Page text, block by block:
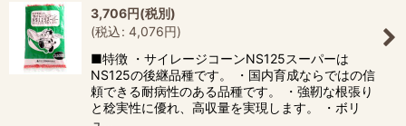
3,706円(税別)
(税込: 4,076円)
■特徴 ・サイレージコーンNS125スーパーは
NS125の後継品種です。 ・国内育成ならではの信
頼できる耐病性のある品種です。 ・強靭な根張り
と稔実性に優れ、高収量を実現します。 ・ボリ